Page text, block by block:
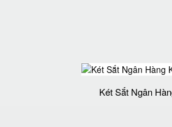
Két Sắt Ngân